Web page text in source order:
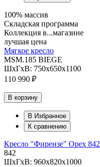
100% массив
Складская программа
Коллекция в...магазине
лучшая цена
Мягкое кресло
MSM.185 BIEGE
ШхГхВ: 750х650х1100
110 990 ₽
В корзину
В Избранное
К сравнению
Кресло "Фирензе" Орех 842
842
ШхГхВ: 960х820х1000